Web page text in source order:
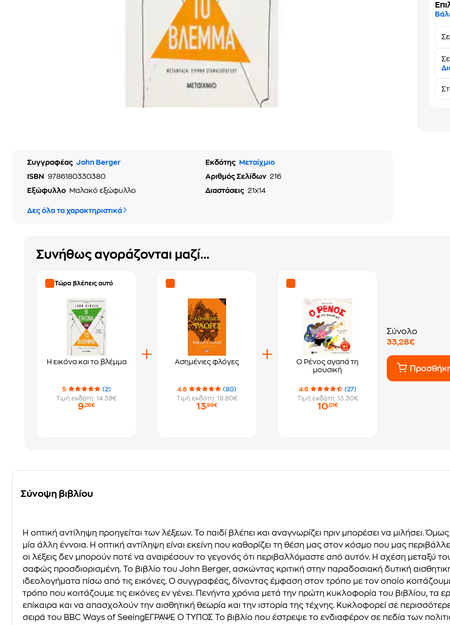
Συγγραφέας John Berger Εκδότης
Μεταίχμιο
ISBN
9786180330380 Αριθμός Σελίδων 216
Εξώφυλλο
Μαλακό εξώφυλλο Διαστάσεις 21x14
Δες όλα τα χαρακτηριστικά
Συνήθως αγοράζονται μαζί...
Τώρα βλέπεις αυτό
Η εικόνα και το βλέμμα
5
(2)
Τιμή εκδότη: 14.39€
9,28€
Ασημένιες φλόγες
4.8
(80)
Τιμή εκδότη: 18.80€
13,99€
Ο Ρένος αγαπά τη
μουσική
4.6
(27)
Τιμή εκδότη: 13.30€
10,01€
Σύνολο
33,28€
Σύνοψη βιβλίου
Η οπτική αντίληψη προηγείται των λέξεων. Το παιδί βλέπει και αναγνωρίζει πριν µπορέσει να µιλήσει.
µία άλλη έννοια. Η οπτική αντίληψη είναι εκείνη που καθορίζει τη θέση µας στον κόσµο που µας
οι λέξεις δεν µπορούν ποτέ να αναιρέσουν το γεγονός ότι περιβαλλόµαστε από αυτόν. Η σχέση µεταξύ
σαφώς προσδιορισµένη. Το βιβλίο του John Berger, ασκώντας κριτική στην παραδοσιακή δυτική
ιδεολογήµατα πίσω από τις εικόνες. Ο συγγραφέας, δίνοντας έµφαση στον τρόπο µε τον οποίο
τρόπο που κοιτάζουµε τις εικόνες εν γένει. Πενήντα χρόνια µετά την πρώτη κυκλοφορία του βιβλίου, τα
επίκαιρα και να απασχολούν την αισθητική θεωρία και την ιστορία της τέχνης. Κυκλοφορεί σε
σειρά του BBC Ways of SeeingΕΓΡΑΨΕ Ο ΤΥΠΟΣ Το βιβλίο που έστρεψε το ενδιαφέρον σε πεδία των